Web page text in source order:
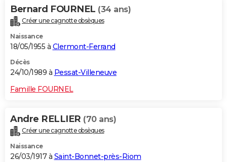
Bernard FOURNEL (34 ans)
Créer une cagnotte obsèques
Naissance
18/05/1955 à Clermont-Ferrand
Décès
24/10/1989 à Pessat-Villeneuve
Famille FOURNEL
Andre RELLIER (70 ans)
Créer une cagnotte obsèques
Naissance
26/03/1917 à Saint-Bonnet-près-Riom